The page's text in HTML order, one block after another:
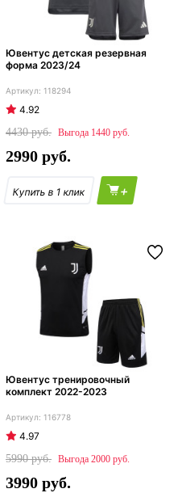
Ювентус детская резервная
форма 2023/24
118294
4.92
4430
1440
2990
+
Ювентус тренировочный
комплект 2022-2023
116778
4.97
5990
2000
3990